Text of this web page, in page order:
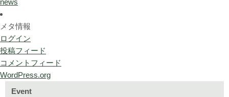
news
メタ情報
ログイン
投稿フィード
コメントフィード
WordPress.org
Event